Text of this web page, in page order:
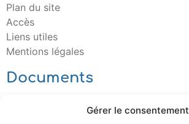
Gérer le consentement
Plan du site
Accès
Liens utiles
Mentions légales
Documents